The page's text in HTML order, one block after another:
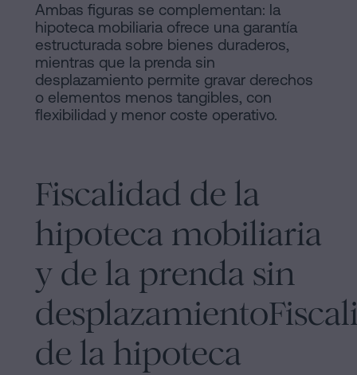
Ambas figuras se complementan: la
hipoteca mobiliaria ofrece una garantía
estructurada sobre bienes duraderos,
mientras que la prenda sin
desplazamiento permite gravar derechos
o elementos menos tangibles, con
flexibilidad y menor coste operativo.
Fiscalidad de la
hipoteca mobiliaria
y de la prenda sin
de la hipoteca